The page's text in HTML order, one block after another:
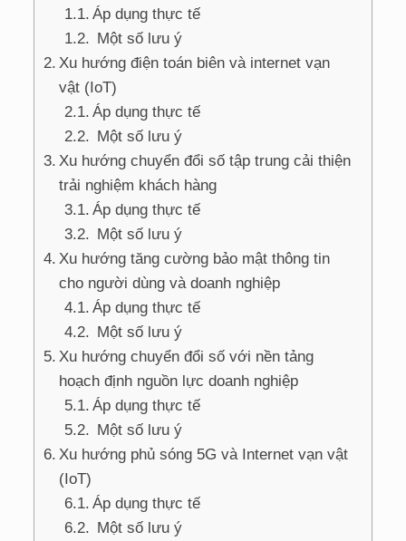
Áp dụng thực tế
Một số lưu ý
Xu hướng điện toán biên và internet vạn
vật (IoT)
Áp dụng thực tế
Một số lưu ý
Xu hướng chuyển đổi số tập trung cải thiện
trải nghiệm khách hàng
Áp dụng thực tế
Một số lưu ý
Xu hướng tăng cường bảo mật thông tin
cho người dùng và doanh nghiệp
Áp dụng thực tế
Một số lưu ý
Xu hướng chuyển đổi số với nền tảng
hoạch định nguồn lực doanh nghiệp
Áp dụng thực tế
Một số lưu ý
Xu hướng phủ sóng 5G và Internet vạn vật
(IoT)
Áp dụng thực tế
Một số lưu ý